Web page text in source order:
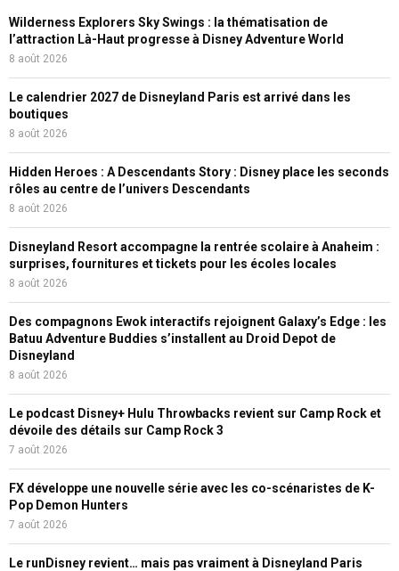
Wilderness Explorers Sky Swings : la thématisation de
l’attraction Là-Haut progresse à Disney Adventure World
8 août 2026
Le calendrier 2027 de Disneyland Paris est arrivé dans les
boutiques
8 août 2026
Hidden Heroes : A Descendants Story : Disney place les seconds
rôles au centre de l’univers Descendants
8 août 2026
Disneyland Resort accompagne la rentrée scolaire à Anaheim :
surprises, fournitures et tickets pour les écoles locales
8 août 2026
Des compagnons Ewok interactifs rejoignent Galaxy’s Edge : les
Batuu Adventure Buddies s’installent au Droid Depot de
Disneyland
8 août 2026
Le podcast Disney+ Hulu Throwbacks revient sur Camp Rock et
dévoile des détails sur Camp Rock 3
7 août 2026
FX développe une nouvelle série avec les co-scénaristes de K-
Pop Demon Hunters
7 août 2026
Le runDisney revient… mais pas vraiment à Disneyland Paris